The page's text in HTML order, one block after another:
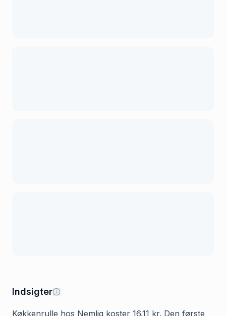
Indsigter
Køkkenrulle hos Nemlig koster 16.11 kr. Den første